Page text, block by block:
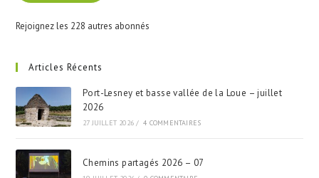
Rejoignez les 228 autres abonnés
Articles Récents
Port-Lesney et basse vallée de la Loue – juillet
2026
27 JUILLET 2026 / 4 COMMENTAIRES
Chemins partagés 2026 – 07